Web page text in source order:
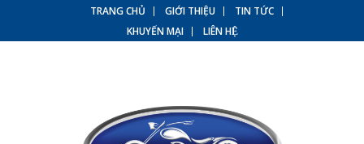
TRANG CHỦ GIỚI THIỆU
TIN TỨC
KHUYẾN MẠI
LIÊN HỆ